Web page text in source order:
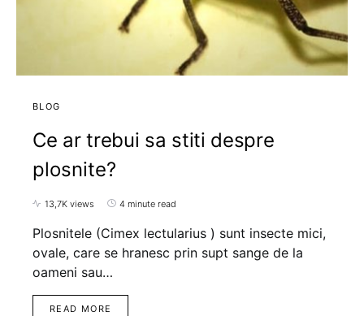
BLOG
Ce ar trebui sa stiti despre
plosnite?
13,7K views 4 minute read
Plosnitele (Cimex lectularius ) sunt insecte mici,
ovale, care se hranesc prin supt sange de la
oameni sau…
READ MORE